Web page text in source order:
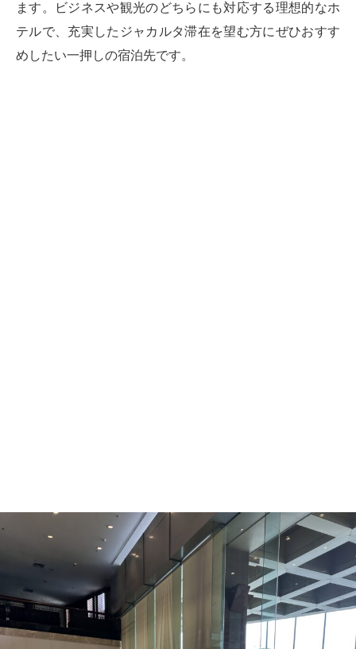
ます。ビジネスや観光のどちらにも対応する理想的なホ
テルで、充実したジャカルタ滞在を望む方にぜひおすす
めしたい一押しの宿泊先です。